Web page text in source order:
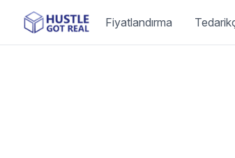
Fiyatlandırma